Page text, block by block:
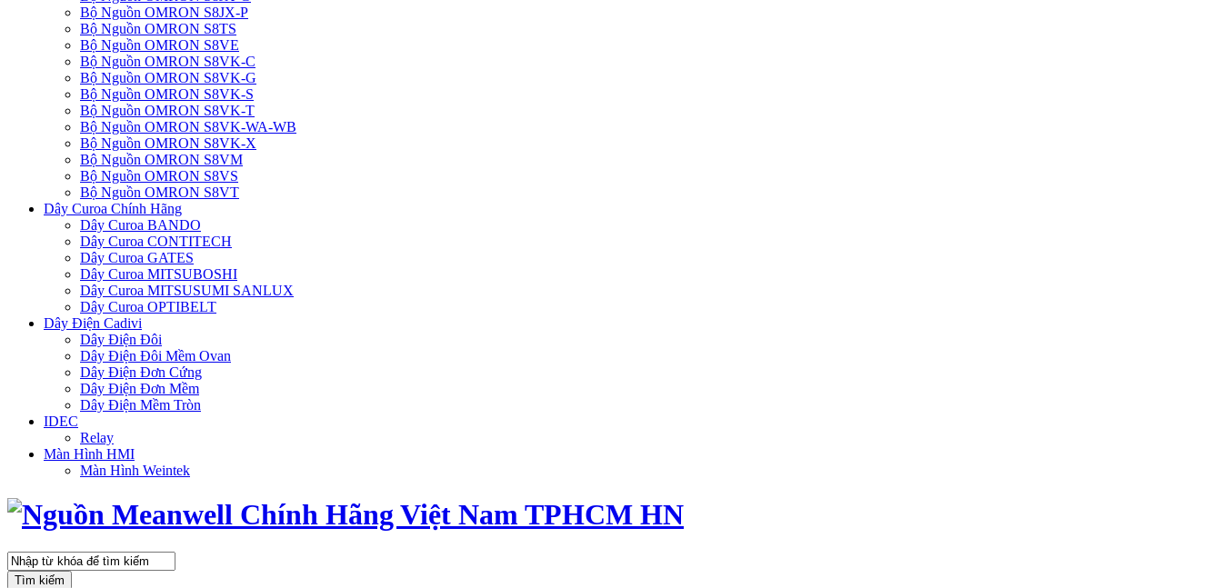
Bộ Nguồn OMRON S8JX-P
Bộ Nguồn OMRON S8TS
Bộ Nguồn OMRON S8VE
Bộ Nguồn OMRON S8VK-C
Bộ Nguồn OMRON S8VK-G
Bộ Nguồn OMRON S8VK-S
Bộ Nguồn OMRON S8VK-T
Bộ Nguồn OMRON S8VK-WA-WB
Bộ Nguồn OMRON S8VK-X
Bộ Nguồn OMRON S8VM
Bộ Nguồn OMRON S8VS
Bộ Nguồn OMRON S8VT
Dây Curoa Chính Hãng
Dây Curoa BANDO
Dây Curoa CONTITECH
Dây Curoa GATES
Dây Curoa MITSUBOSHI
Dây Curoa MITSUSUMI SANLUX
Dây Curoa OPTIBELT
Dây Điện Cadivi
Dây Điện Đôi
Dây Điện Đôi Mềm Ovan
Dây Điện Đơn Cứng
Dây Điện Đơn Mềm
Dây Điện Mềm Tròn
IDEC
Relay
Màn Hình HMI
Màn Hình Weintek
Tìm kiếm